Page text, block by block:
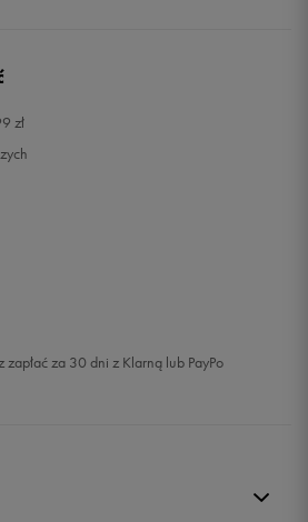
zł
zapłać za 30 dni z Klarną lub PayPo